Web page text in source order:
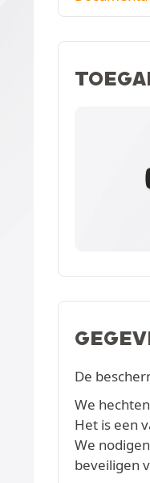
De
We
Het is een
We
beveiligen